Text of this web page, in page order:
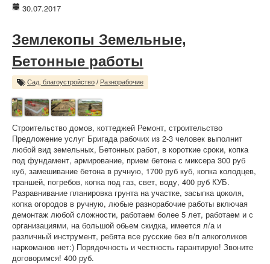
30.07.2017
Землекопы Земельные,
Бетонные работы
Сад, благоустройство / Разнорабочие
Строительство домов, коттеджей Ремонт, строительство
Предложение услуг Бригада рабочих из 2-3 человек выполнит
любой вид земельных, Бетонных работ, в короткие сроки, копка
под фундамент, армирование, прием бетона с миксера 300 руб
куб, замешивание бетона в ручную, 1700 руб куб, копка колодцев,
траншей, погребов, копка под газ, свет, воду, 400 руб КУБ.
Разравнивание планировка грунта на участке, засыпка цоколя,
копка огородов в ручную, любые разнорабочие работы включая
демонтаж любой сложности, работаем более 5 лет, работаем и с
организациями, на большой обьем скидка, имеется л/а и
различный инструмент, ребята все русские без в/п алкоголиков
наркоманов нет:) Порядочность и честность гарантирую! Звоните
договоримся! 400 руб.